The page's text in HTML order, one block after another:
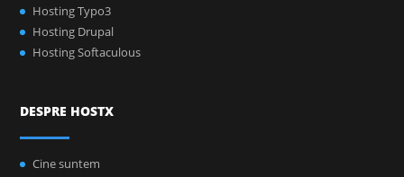
Hosting Typo3
Hosting Drupal
Hosting Softaculous
DESPRE HOSTX
Cine suntem